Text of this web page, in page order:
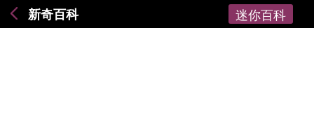
新奇百科 迷你百科